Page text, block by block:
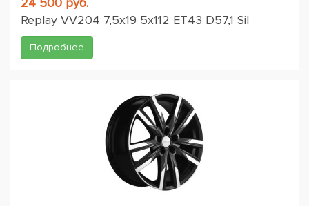
Replay VV204 7,5x19 5x112 ET43 D57,1 Sil
Подробнее